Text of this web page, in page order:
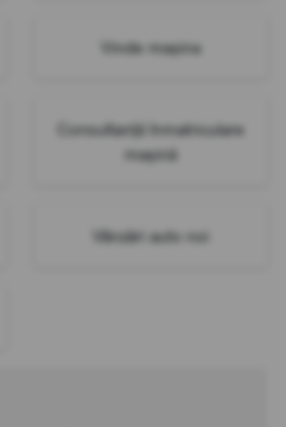
Vinde mașina
Consultanță înmatriculare
mașină
Vânzări auto noi